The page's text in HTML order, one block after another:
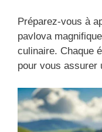
Préparez-vous à
pavlova
culinaire. Chaque
pour vous assurer